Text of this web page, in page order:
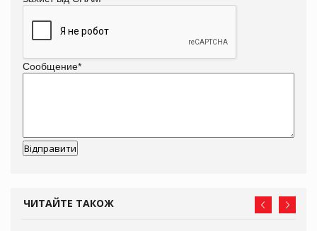
Сообщение*
ЧИТАЙТЕ ТАКОЖ